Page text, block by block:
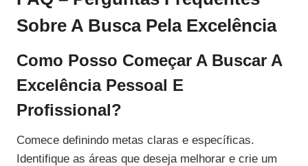
Sobre A Busca Pela Excelência
Como Posso Começar A Buscar A
Excelência Pessoal E
Profissional?
Comece definindo metas claras e específicas.
Identifique as áreas que deseja melhorar e crie um